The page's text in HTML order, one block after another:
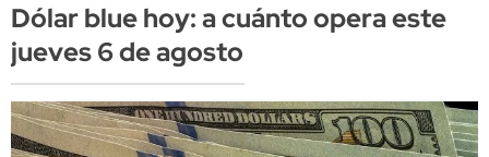
Dólar blue hoy: a cuánto opera este
jueves 6 de agosto